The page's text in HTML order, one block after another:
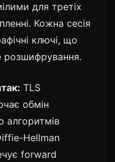
для третіх
Кожна сесія
ключі, що
TLS
обмін
Hellman
forward